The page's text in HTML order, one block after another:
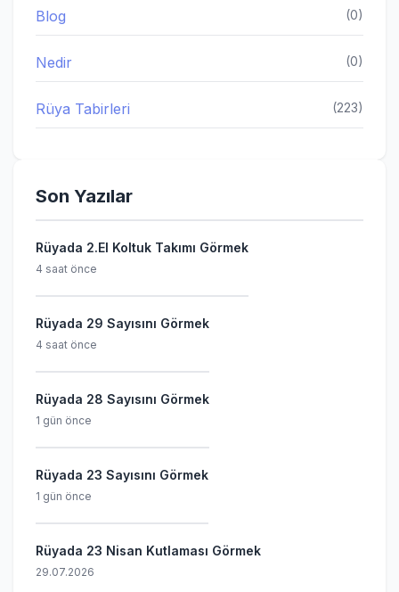
Blog (0)
Nedir (0)
Rüya Tabirleri (223)
Son Yazılar
Rüyada 2.El Koltuk Takımı Görmek
4 saat önce
Rüyada 29 Sayısını Görmek
4 saat önce
Rüyada 28 Sayısını Görmek
1 gün önce
Rüyada 23 Sayısını Görmek
1 gün önce
Rüyada 23 Nisan Kutlaması Görmek
29.07.2026